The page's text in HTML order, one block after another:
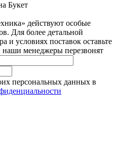
Букет
действуют особые
Для более детальной
и условиях поставок оставьте
менеджеры перезвонят
персональных данных в